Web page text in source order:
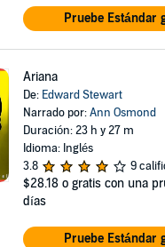
Pruebe Estándar
Ariana
De: Edward Stewart
Narrado por:Ann Osmond
Duración: 23 h y 27 m
Idioma: Inglés
3.8
9
$28.18 o gratis con una
días
Pruebe Estándar